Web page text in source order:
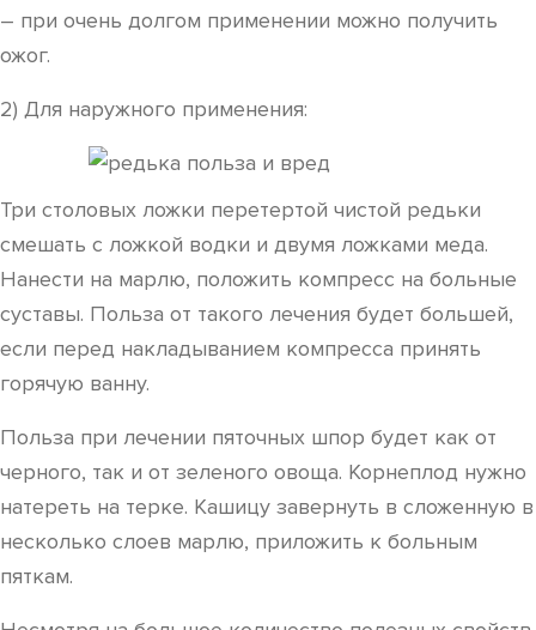
– при очень долгом применении можно получить
ожог.
2) Для наружного применения:
Три столовых ложки перетертой чистой редьки
смешать с ложкой водки и двумя ложками меда.
Нанести на марлю, положить компресс на больные
суставы. Польза от такого лечения будет большей,
если перед накладыванием компресса принять
горячую ванну.
Польза при лечении пяточных шпор будет как от
черного, так и от зеленого овоща. Корнеплод нужно
натереть на терке. Кашицу завернуть в сложенную в
несколько слоев марлю, приложить к больным
пяткам.